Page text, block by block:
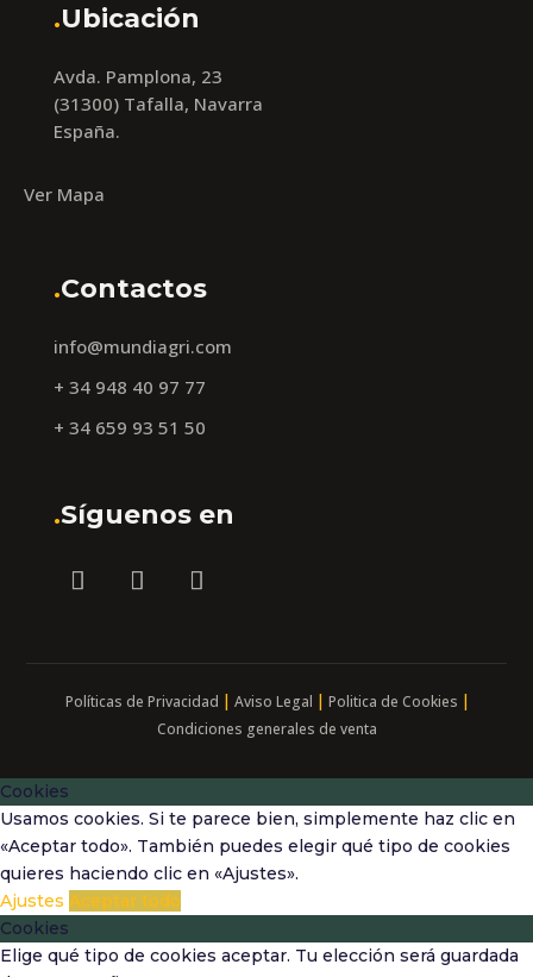
.Ubicación
Avda. Pamplona, 23
(31300) Tafalla, Navarra
España.
Ver Mapa
.Contactos
info@mundiagri.com
+ 34 948 40 97 77
+ 34 659 93 51 50
.Síguenos en
Políticas de Privacidad | Aviso Legal | Politica de Cookies |
Condiciones generales de venta
Cookies
Usamos cookies. Si te parece bien, simplemente haz clic en
«Aceptar todo». También puedes elegir qué tipo de cookies
quieres haciendo clic en «Ajustes».
Ajustes Aceptar todo
Cookies
Elige qué tipo de cookies aceptar. Tu elección será guardada